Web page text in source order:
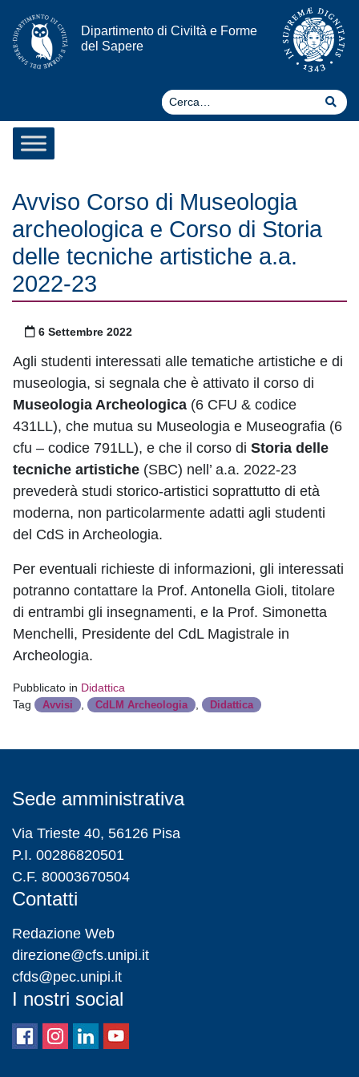
Vai al contenuto
Dipartimento di Civiltà e Forme
del Sapere
Avviso Corso di Museologia
archeologica e Corso di Storia
delle tecniche artistiche a.a.
2022-23
Pubblicato il
6 Settembre 2022
Agli studenti interessati alle tematiche artistiche e di
museologia, si segnala che è attivato il corso di
Museologia Archeologica (6 CFU & codice
431LL), che mutua su Museologia e Museografia (6
cfu – codice 791LL), e che il corso di Storia delle
tecniche artistiche (SBC) nell’ a.a. 2022-23
prevederà studi storico-artistici soprattutto di età
moderna, non particolarmente adatti agli studenti
del CdS in Archeologia.
Per eventuali richieste di informazioni, gli interessati
potranno contattare la Prof. Antonella Gioli, titolare
di entrambi gli insegnamenti, e la Prof. Simonetta
Menchelli, Presidente del CdL Magistrale in
Archeologia.
Pubblicato in Didattica
Tag
Avvisi CdLM Archeologia Didattica
Sede amministrativa
Via Trieste 40, 56126 Pisa
P.I. 00286820501
C.F. 80003670504
Contatti
Redazione Web
direzione@cfs.unipi.it
cfds@pec.unipi.it
I nostri social